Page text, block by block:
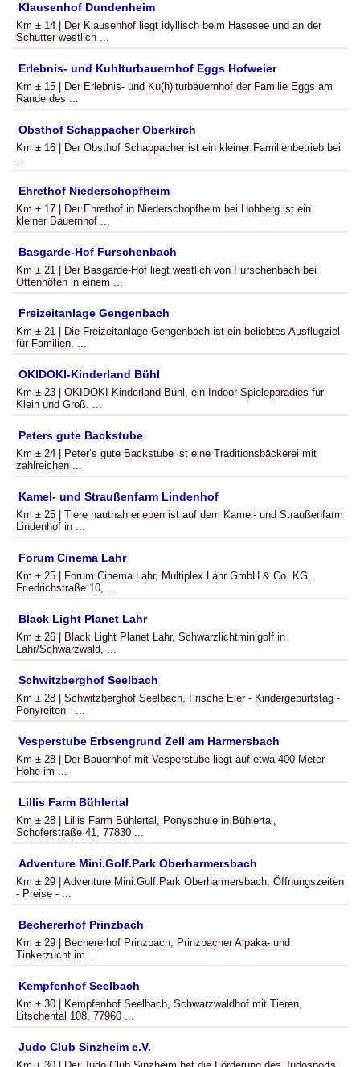
Klausenhof Dundenheim
Km ± 14 | Der Klausenhof liegt idyllisch beim Hasesee und an der
Schutter westlich ...
Erlebnis- und Kuhlturbauernhof Eggs Hofweier
Km ± 15 | Der Erlebnis- und Ku(h)lturbauernhof der Familie Eggs am
Rande des ...
Obsthof Schappacher Oberkirch
Km ± 16 | Der Obsthof Schappacher ist ein kleiner Familienbetrieb bei
...
Ehrethof Niederschopfheim
Km ± 17 | Der Ehrethof in Niederschopfheim bei Hohberg ist ein
kleiner Bauernhof ...
Basgarde-Hof Furschenbach
Km ± 21 | Der Basgarde-Hof liegt westlich von Furschenbach bei
Ottenhöfen in einem ...
Freizeitanlage Gengenbach
Km ± 21 | Die Freizeitanlage Gengenbach ist ein beliebtes Ausflugziel
für Familien, ...
OKIDOKI-Kinderland Bühl
Km ± 23 | OKIDOKI-Kinderland Bühl, ein Indoor-Spieleparadies für
Klein und Groß. ...
Peters gute Backstube
Km ± 24 | Peter’s gute Backstube ist eine Traditionsbäckerei mit
zahlreichen ...
Kamel- und Straußenfarm Lindenhof
Km ± 25 | Tiere hautnah erleben ist auf dem Kamel- und Straußenfarm
Lindenhof in ...
Forum Cinema Lahr
Km ± 25 | Forum Cinema Lahr, Multiplex Lahr GmbH & Co. KG,
Friedrichstraße 10, ...
Black Light Planet Lahr
Km ± 26 | Black Light Planet Lahr, Schwarzlichtminigolf in
Lahr/Schwarzwald, ...
Schwitzberghof Seelbach
Km ± 28 | Schwitzberghof Seelbach, Frische Eier - Kindergeburtstag -
Ponyreiten - ...
Vesperstube Erbsengrund Zell am Harmersbach
Km ± 28 | Der Bauernhof mit Vesperstube liegt auf etwa 400 Meter
Höhe im ...
Lillis Farm Bühlertal
Km ± 28 | Lillis Farm Bühlertal, Ponyschule in Bühlertal,
Schoferstraße 41, 77830 ...
Adventure Mini.Golf.Park Oberharmersbach
Km ± 29 | Adventure Mini.Golf.Park Oberharmersbach, Öffnungszeiten
- Preise - ...
Bechererhof Prinzbach
Km ± 29 | Bechererhof Prinzbach, Prinzbacher Alpaka- und
Tinkerzucht im ...
Kempfenhof Seelbach
Km ± 30 | Kempfenhof Seelbach, Schwarzwaldhof mit Tieren,
Litschental 108, 77960 ...
Judo Club Sinzheim e.V.